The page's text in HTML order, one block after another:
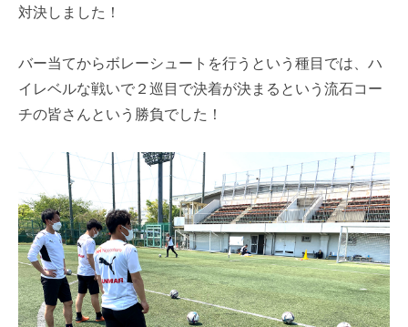
対決しました！
バー当てからボレーシュートを行うという種目では、ハ
イレベルな戦いで２巡目で決着が決まるという流石コー
チの皆さんという勝負でした！